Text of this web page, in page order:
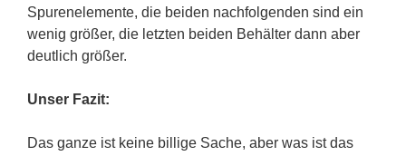
Spurenelemente, die beiden nachfolgenden sind ein
wenig größer, die letzten beiden Behälter dann aber
deutlich größer.
Unser Fazit:
Das ganze ist keine billige Sache, aber was ist das